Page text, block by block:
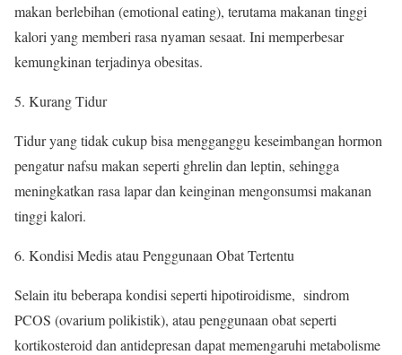
makan berlebihan (emotional eating), terutama makanan tinggi
kalori yang memberi rasa nyaman sesaat. Ini memperbesar
kemungkinan terjadinya obesitas.
Kurang Tidur
Tidur yang tidak cukup bisa mengganggu keseimbangan hormon
pengatur nafsu makan seperti ghrelin dan leptin, sehingga
meningkatkan rasa lapar dan keinginan mengonsumsi makanan
tinggi kalori.
Kondisi Medis atau Penggunaan Obat Tertentu
Selain itu beberapa kondisi seperti hipotiroidisme, sindrom
PCOS (ovarium polikistik), atau penggunaan obat seperti
kortikosteroid dan antidepresan dapat memengaruhi metabolisme